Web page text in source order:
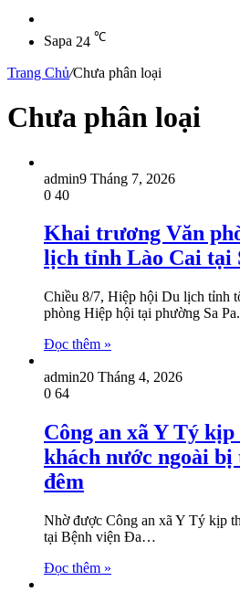
Sapa 24 ℃
Trang Chủ/Chưa phân loại
Chưa phân loại
admin9 Tháng 7, 2026
0 40
Khai trương Văn
lịch tỉnh Lào Cai tại
Chiều 8/7, Hiệp hội Du lịch tỉnh
phòng Hiệp hội tại phường Sa
Đọc thêm »
admin20 Tháng 4, 2026
0 64
Công an xã Y Tý
khách nước ngoài
đêm
Nhờ được Công an xã Y Tý kịp
tại Bệnh viện Đa…
Đọc thêm »